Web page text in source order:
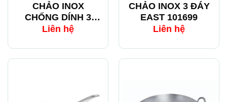
CHẢO INOX
CHỐNG DÍNH 3
ĐÁY EAST 101799
Liên hệ
CHẢO INOX 3 ĐÁY
EAST 101699
Liên hệ